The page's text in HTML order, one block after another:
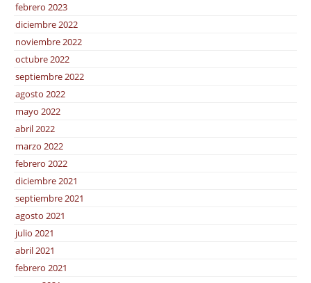
febrero 2023
diciembre 2022
noviembre 2022
octubre 2022
septiembre 2022
agosto 2022
mayo 2022
abril 2022
marzo 2022
febrero 2022
diciembre 2021
septiembre 2021
agosto 2021
julio 2021
abril 2021
febrero 2021